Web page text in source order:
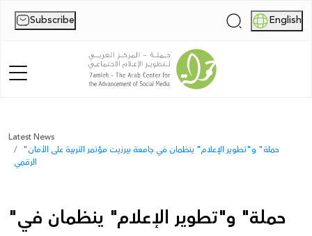
Subscribe | English
Home
About Us
Publications
Latest News
"حملة" و"تطوير الإعلام" ينظمان في جامعة بيرزيت مؤتمر التربية على الأمان
الرقمي
"حملة" و"تطوير الإعلام" ينظمان في